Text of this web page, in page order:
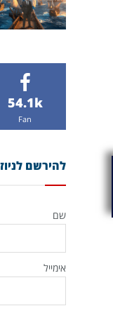
54.1k
Fan
להירשם
שם
אימייל